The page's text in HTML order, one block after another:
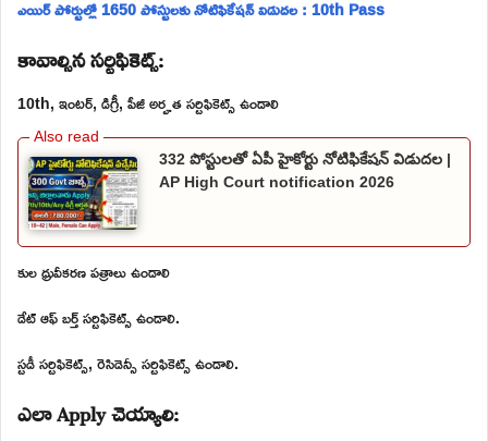
ఎయిర్ పోర్టుల్లో 1650 పోస్టులకు నోటిఫికేషన్ విడుదల : 10th Pass
కావాల్సిన సర్టిఫికెట్స్:
10th, ఇంటర్, డిగ్రీ, పీజీ అర్హత సర్టిఫికెట్స్ ఉండాలి
332 పోస్టులతో ఏపీ హైకోర్టు నోటిఫికేషన్ విడుదల |
AP High Court notification 2026
కుల ధ్రువీకరణ పత్రాలు ఉండాలి
డేట్ ఆఫ్ బర్త్ సర్టిఫికెట్స్ ఉండాలి.
స్టడీ సర్టిఫికెట్స్, రెసిడెన్సీ సర్టిఫికెట్స్ ఉండాలి.
ఎలా Apply చెయ్యాలి: